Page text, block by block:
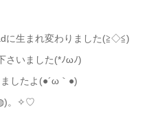
に生まれ変わりました(≧◇≦)
さいました(*ﾉωﾉ)
したよ(●´ω｀●)
◍)。✧♡